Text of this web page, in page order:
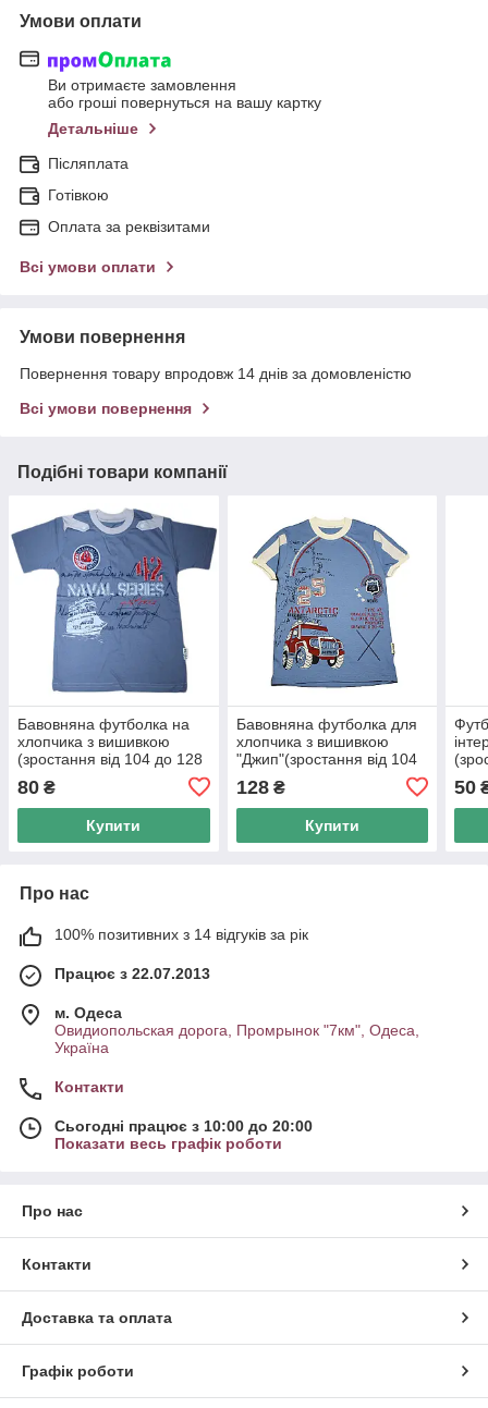
Умови оплати
Ви отримаєте замовлення
або гроші повернуться на вашу картку
Детальніше
Післяплата
Готівкою
Оплата за реквізитами
Всі умови оплати
Умови повернення
Повернення товару впродовж 14 днів за домовленістю
Всі умови повернення
Подібні товари компанії
Бавовняна футболка на
хлопчика з вишивкою
(зростання від 104 до 128
80 ₴
Купити
Бавовняна футболка для
хлопчика з вишивкою
"Джип"(зростання від 104
128₴
Купити
50
Про нас
100% позитивних з 14 відгуків за рік
Працює з 22.07.2013
м. Одеса
Овидиопольская дорога, Промрынок "7км", Одеса,
Україна
Контакти
Сьогодні працює з 10:00 до 20:00
Показати весь графік роботи
Про нас
Контакти
Доставка та оплата
Графік роботи